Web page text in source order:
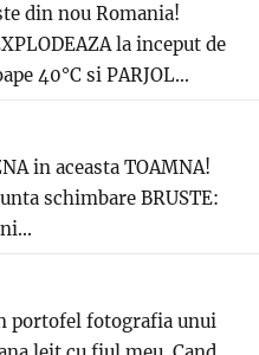
din nou Romania!
la inceput de
40°C si PARJOL...
in aceasta TOAMNA!
schimbare BRUSTE:
portofel fotografia unui